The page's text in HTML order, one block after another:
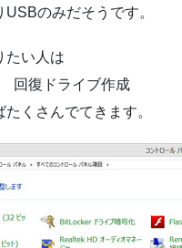
USBのみだそうです。
たい人は
回復ドライブ作成
くさんでてきます。